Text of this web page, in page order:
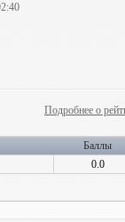
Подробнее о
Баллы
0.0